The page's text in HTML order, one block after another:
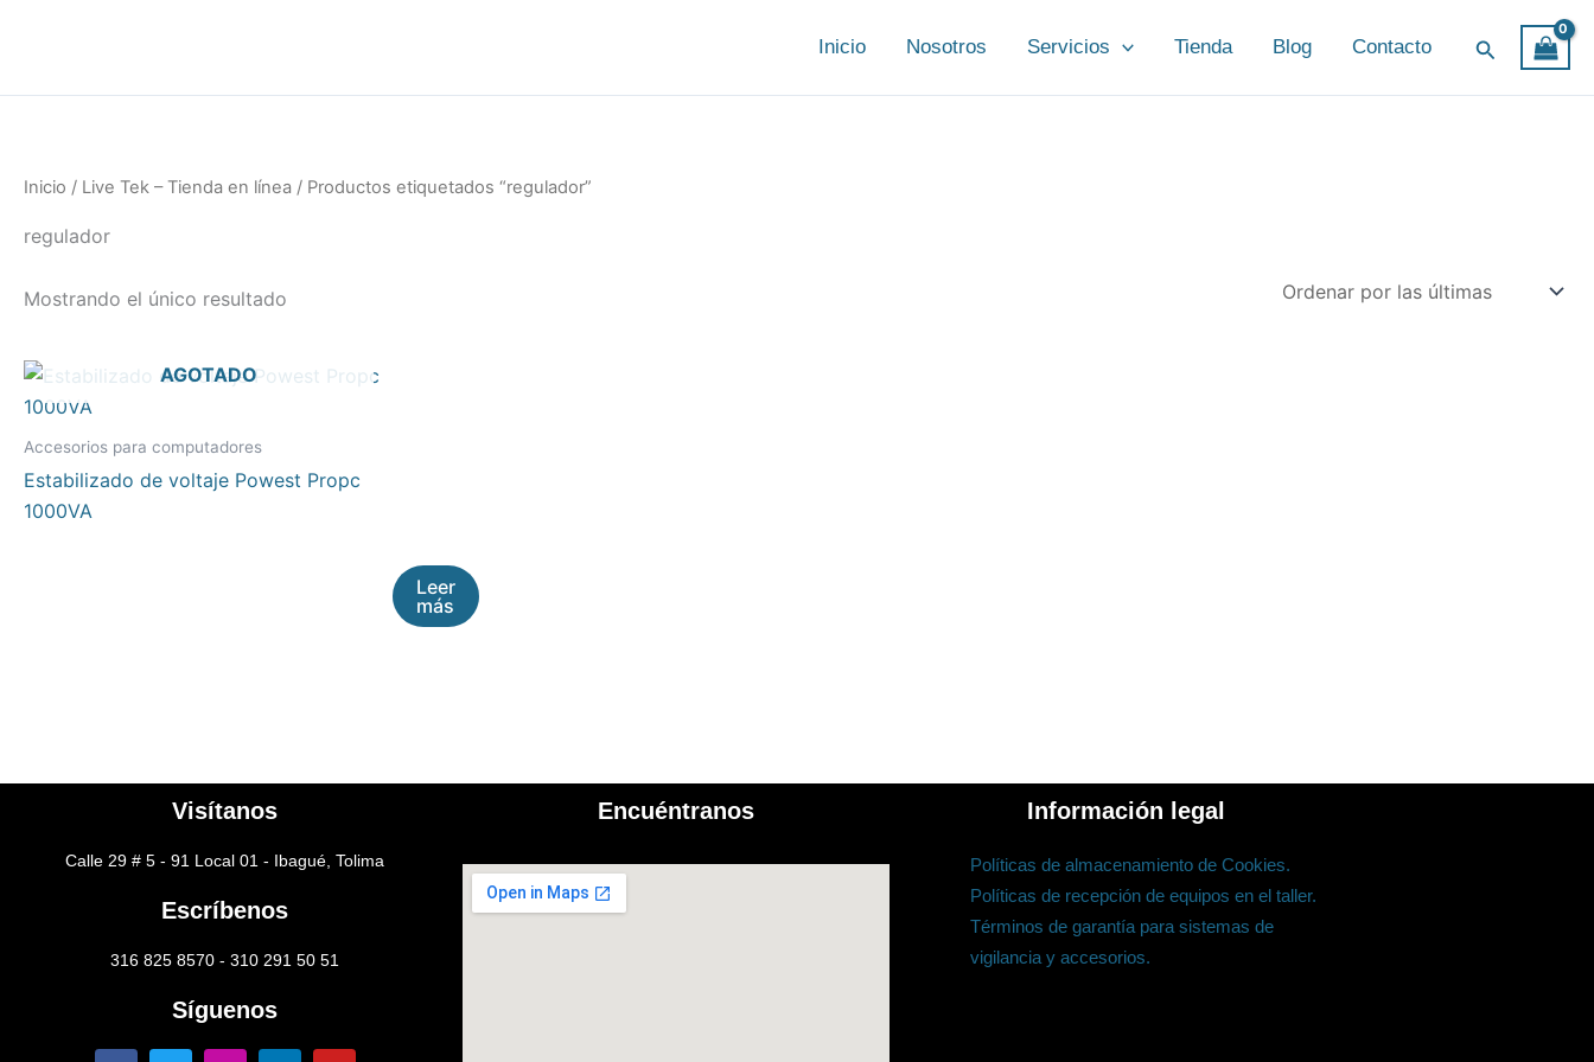
Inicio Nosotros Servicios Tienda Blog Contacto Buscar
Inicio / Live Tek – Tienda en línea / Productos etiquetados “regulador”
regulador
Mostrando el único resultado
AGOTADO
Accesorios para computadores
Estabilizado de voltaje Powest Propc
1000VA
Leer
más
Visítanos
Calle 29 # 5 - 91 Local 01 - Ibagué, Tolima
Escríbenos
316 825 8570 - 310 291 50 51
Síguenos
Encuéntranos Información legal
Políticas de almacenamiento de Cookies.
Políticas de recepción de equipos en el taller.
Términos de garantía para sistemas de
vigilancia y accesorios.